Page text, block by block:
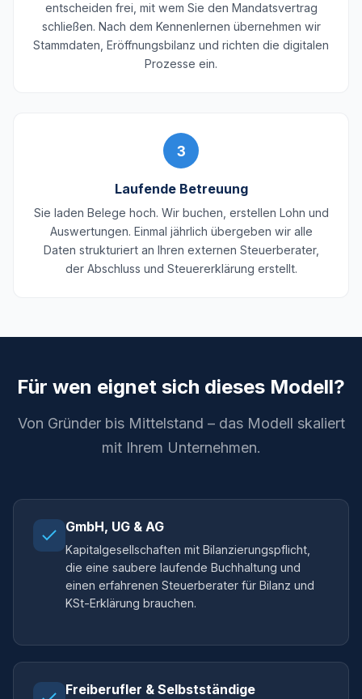
entscheiden frei, mit wem Sie den Mandatsvertrag
schließen. Nach dem Kennenlernen übernehmen wir
Stammdaten, Eröffnungsbilanz und richten die digitalen
Prozesse ein.
3
Laufende Betreuung
Sie laden Belege hoch. Wir buchen, erstellen Lohn und
Auswertungen. Einmal jährlich übergeben wir alle
Daten strukturiert an Ihren externen Steuerberater,
der Abschluss und Steuererklärung erstellt.
Für wen eignet sich dieses Modell?
Von Gründer bis Mittelstand – das Modell skaliert
mit Ihrem Unternehmen.
GmbH, UG & AG
Kapitalgesellschaften mit Bilanzierungspflicht,
die eine saubere laufende Buchhaltung und
einen erfahrenen Steuerberater für Bilanz und
KSt-Erklärung brauchen.
Freiberufler & Selbstständige